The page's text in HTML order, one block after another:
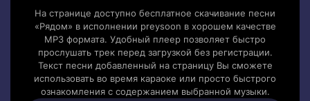
На странице доступно бесплатное скачивание песни
«Рядом» в исполнении preysoon в хорошем качестве
MP3 формата. Удобный плеер позволяет быстро
прослушать трек перед загрузкой без регистрации.
Текст песни добавленный на страницу Вы сможете
использовать во время караоке или просто быстрого
ознакомления с содержанием выбранной музыки.